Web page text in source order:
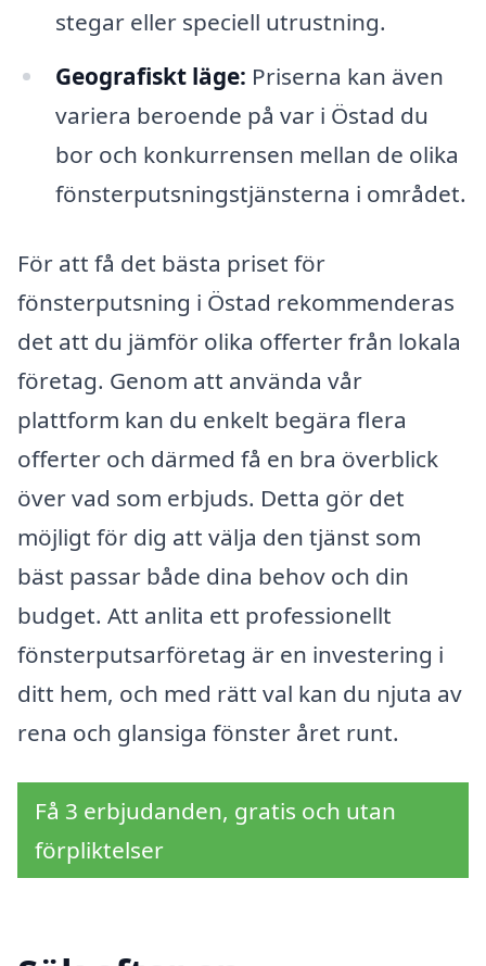
stegar eller speciell utrustning.
Geografiskt läge: Priserna kan även
variera beroende på var i Östad du
bor och konkurrensen mellan de olika
fönsterputsningstjänsterna i området.
För att få det bästa priset för
fönsterputsning i Östad rekommenderas
det att du jämför olika offerter från lokala
företag. Genom att använda vår
plattform kan du enkelt begära flera
offerter och därmed få en bra överblick
över vad som erbjuds. Detta gör det
möjligt för dig att välja den tjänst som
bäst passar både dina behov och din
budget. Att anlita ett professionellt
fönsterputsarföretag är en investering i
ditt hem, och med rätt val kan du njuta av
rena och glansiga fönster året runt.
Få 3 erbjudanden, gratis och utan
förpliktelser